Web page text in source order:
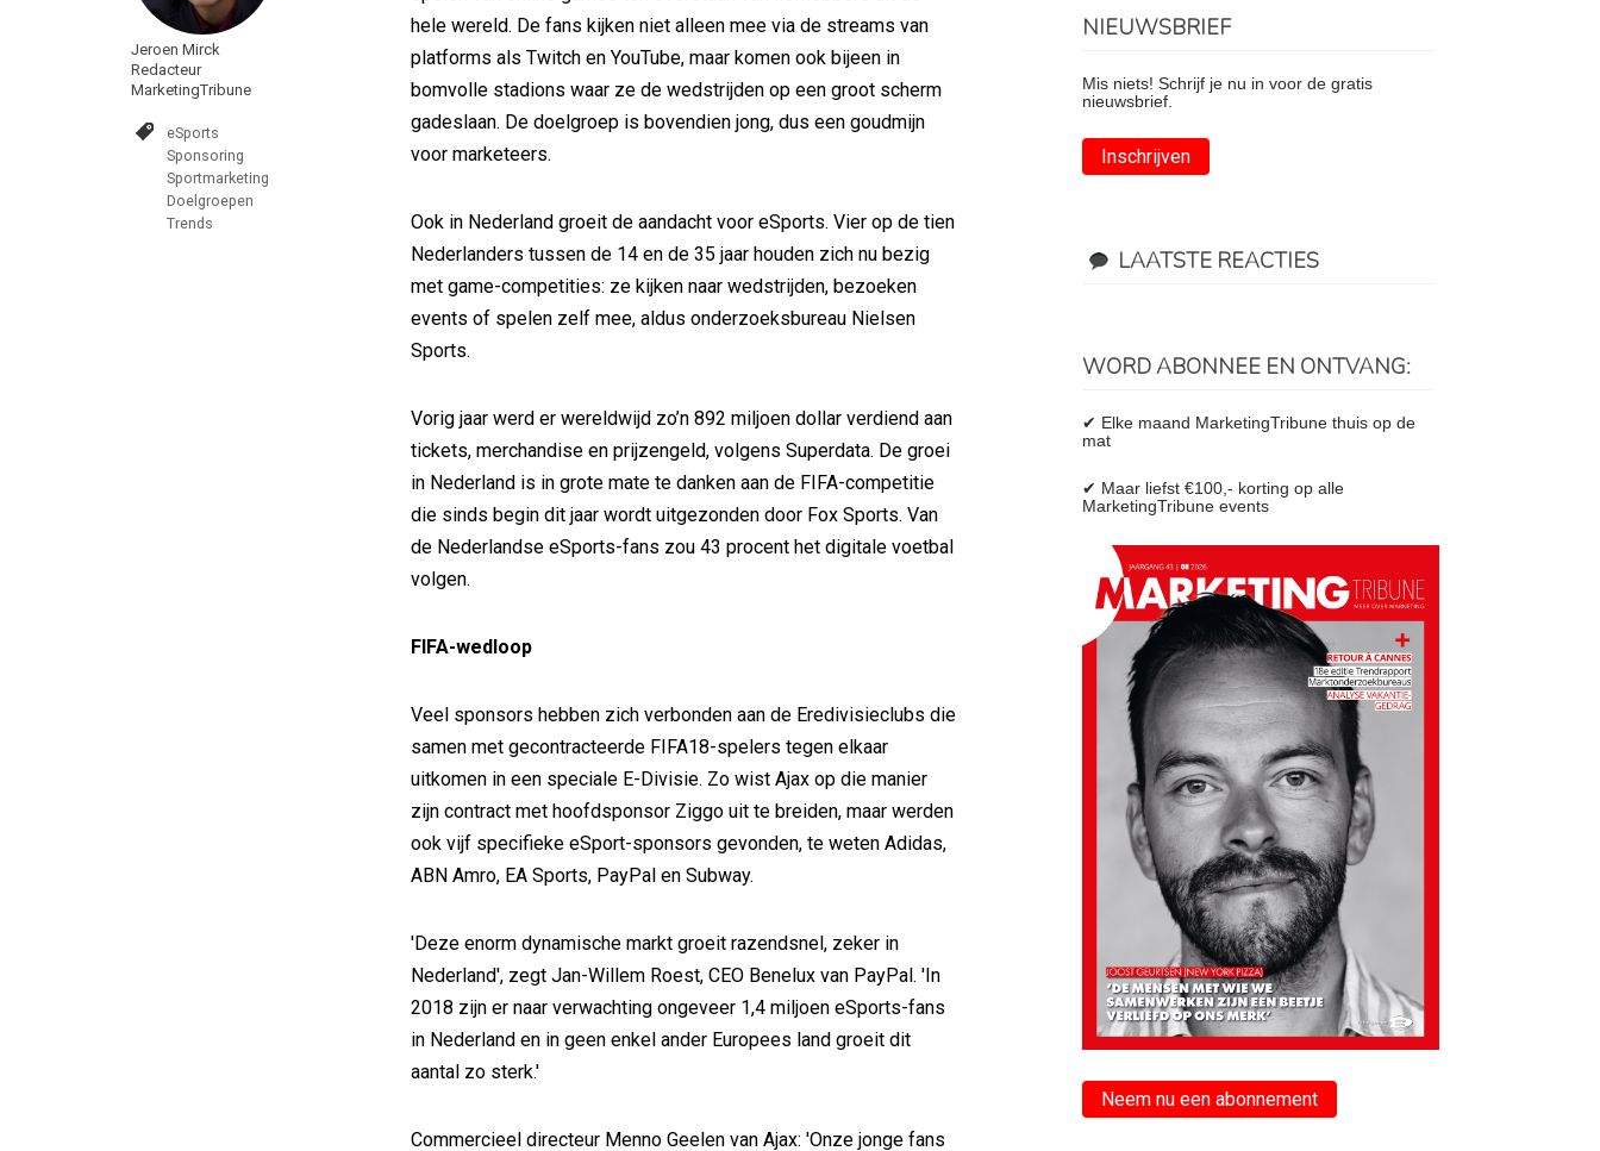
Jeroen Mirck
Redacteur
MarketingTribune
eSports
Sponsoring
Sportmarketing
Doelgroepen
Trends
hele wereld. De fans kijken niet alleen mee via de streams van
platforms als Twitch en YouTube, maar komen ook bijeen in
bomvolle stadions waar ze de wedstrijden op een groot scherm
gadeslaan. De doelgroep is bovendien jong, dus een goudmijn
voor marketeers.
Ook in Nederland groeit de aandacht voor eSports. Vier op de tien
Nederlanders tussen de 14 en de 35 jaar houden zich nu bezig
met game-competities: ze kijken naar wedstrijden, bezoeken
events of spelen zelf mee, aldus onderzoeksbureau Nielsen
Sports.
Vorig jaar werd er wereldwijd zo’n 892 miljoen dollar verdiend aan
tickets, merchandise en prijzengeld, volgens Superdata. De groei
in Nederland is in grote mate te danken aan de FIFA-competitie
die sinds begin dit jaar wordt uitgezonden door Fox Sports. Van
de Nederlandse eSports-fans zou 43 procent het digitale voetbal
volgen.
FIFA-wedloop
Veel sponsors hebben zich verbonden aan de Eredivisieclubs die
samen met gecontracteerde FIFA18-spelers tegen elkaar
uitkomen in een speciale E-Divisie. Zo wist Ajax op die manier
zijn contract met hoofdsponsor Ziggo uit te breiden, maar werden
ook vijf specifieke eSport-sponsors gevonden, te weten Adidas,
ABN Amro, EA Sports, PayPal en Subway.
'Deze enorm dynamische markt groeit razendsnel, zeker in
Nederland', zegt Jan-Willem Roest, CEO Benelux van PayPal. 'In
2018 zijn er naar verwachting ongeveer 1,4 miljoen eSports-fans
in Nederland en in geen enkel ander Europees land groeit dit
aantal zo sterk.'
Commercieel directeur Menno Geelen van Ajax: 'Onze jonge fans
NIEUWSBRIEF
Mis niets! Schrijf je nu in voor de gratis
nieuwsbrief.
Inschrijven
LAATSTE REACTIES
WORD ABONNEE EN ONTVANG:
✔ Elke maand MarketingTribune thuis op de
mat
✔ Maar liefst €100,- korting op alle
MarketingTribune events
Neem nu een abonnement